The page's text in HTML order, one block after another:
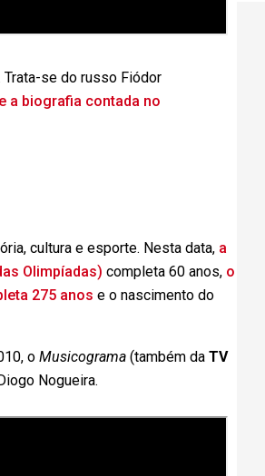
se do russo Fiódor
a biografia contada no
cultura e esporte. Nesta data, a
Olimpíadas) completa 60 anos, o
275 anos e o nascimento do
o Musicograma (também da TV
Nogueira.